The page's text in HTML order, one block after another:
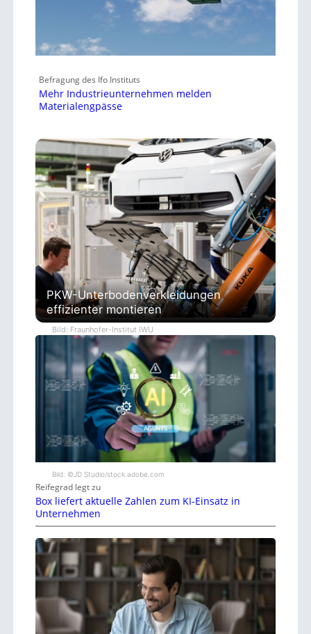
Befragung des Ifo Instituts
Mehr Industrieunternehmen melden
Materialengpässe
PKW-Unterbodenverkleidungen
effizienter montieren
Bild: Fraunhofer-Institut IWU
Bild: ©JD Studio/stock.adobe.com
Reifegrad legt zu
Box liefert aktuelle Zahlen zum KI-Einsatz in
Unternehmen